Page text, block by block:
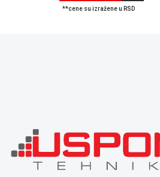
**cene su izražene u RSD